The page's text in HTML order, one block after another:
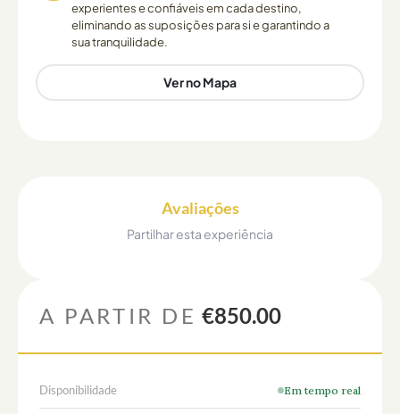
experientes e confiáveis em cada destino,
eliminando as suposições para si e garantindo a
sua tranquilidade.
Ver no Mapa
Avaliações
Partilhar esta experiência
A PARTIR DE €850.00
Disponibilidade Em tempo real